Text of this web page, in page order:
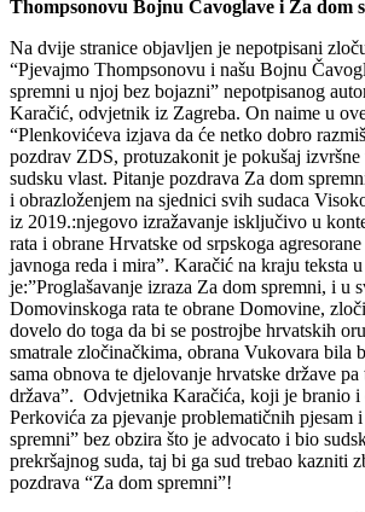
Thompsonovu Bojnu Čavoglave i Za dom
Na dvije stranice objavljen je nepotpisani
“Pjevajmo Thompsonovu i našu Bojnu
spremni u njoj bez bojazni” nepotpisanog
Karačić, odvjetnik iz Zagreba. On naime u
“Plenkovićeva izjava da će netko dobro
pozdrav ZDS, protuzakonit je pokušaj izvršne
sudsku vlast. Pitanje pozdrava Za dom
i obrazloženjem na sjednici svih sudaca
iz 2019.:njegovo izražavanje isključivo u
rata i obrane Hrvatske od srpskoga
javnoga reda i mira”. Karačić na kraju teksta
je:”Proglašavanje izraza Za dom spremni, i u
Domovinskoga rata te obrane Domovine,
dovelo do toga da bi se postrojbe hrvatskih
smatrale zločinačkima, obrana Vukovara bila
sama obnova te djelovanje hrvatske države
država”. Odvjetnika Karačića, koji je branio i
Perkovića za pjevanje problematičnih pjesam
spremni” bez obzira što je advocato i bio
prekršajnog suda, taj bi ga sud trebao kazniti
pozdrava “Za dom spremni”!